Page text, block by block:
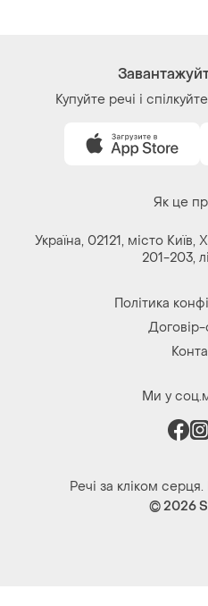
Купуйте речі і
Як це
Україна, 02121, місто
201-203,
Політика
Ми у
Речі за кліком
© 2026